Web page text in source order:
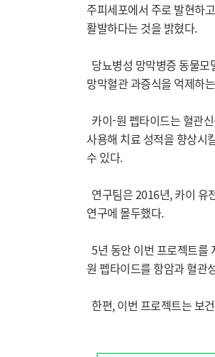
주피세포에서 주로 발현하
활발하다는 것을 밝혔다.
당뇨병성 망막병증 동물
망막혈관 과증식을 억제하
카이-원 펩타이드는 혈관
사용해 치료 성적을 향상시
수 있다.
연구팀은 2016년, 카이 유
연구에 몰두했다.
5년 동안 이번 프로젝트를
원 펩타이드를 항암과 혈관
한편, 이번 프로젝트는 보